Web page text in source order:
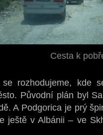
Cesta k
rozhodujeme, kde
Původní plán byl
A Podgorica je prý
ještě v Albánii – ve